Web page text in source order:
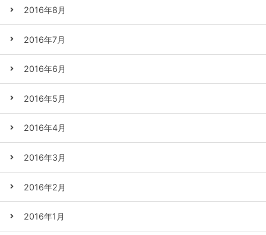
2016年8月
2016年7月
2016年6月
2016年5月
2016年4月
2016年3月
2016年2月
2016年1月